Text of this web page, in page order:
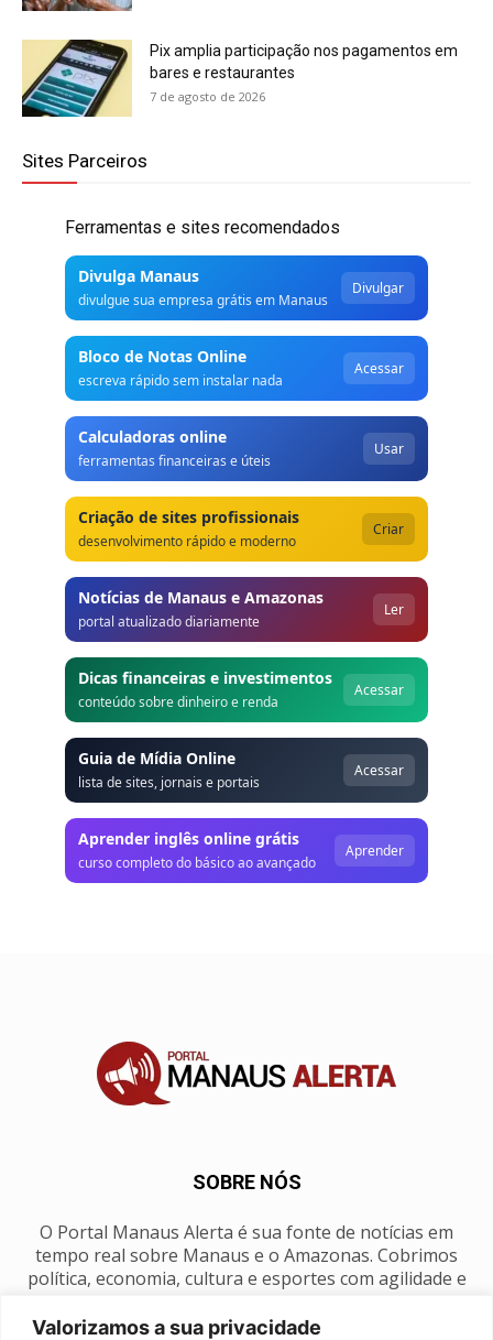
Valorizamos a sua privacidade
Pix amplia participação nos pagamentos em
bares e restaurantes
7 de agosto de 2026
Sites Parceiros
Ferramentas e sites recomendados
Divulga Manaus
divulgue sua empresa grátis em Manaus
Divulgar
Bloco de Notas Online
escreva rápido sem instalar nada
Acessar
Calculadoras online
ferramentas financeiras e úteis
Usar
Criação de sites profissionais
desenvolvimento rápido e moderno
Criar
Notícias de Manaus e Amazonas
portal atualizado diariamente
Ler
Dicas financeiras e investimentos
conteúdo sobre dinheiro e renda
Acessar
Guia de Mídia Online
lista de sites, jornais e portais
Acessar
Aprender inglês online grátis
curso completo do básico ao avançado
Aprender
SOBRE NÓS
O Portal Manaus Alerta é sua fonte de notícias em
tempo real sobre Manaus e o Amazonas. Cobrimos
política, economia, cultura e esportes com agilidade e